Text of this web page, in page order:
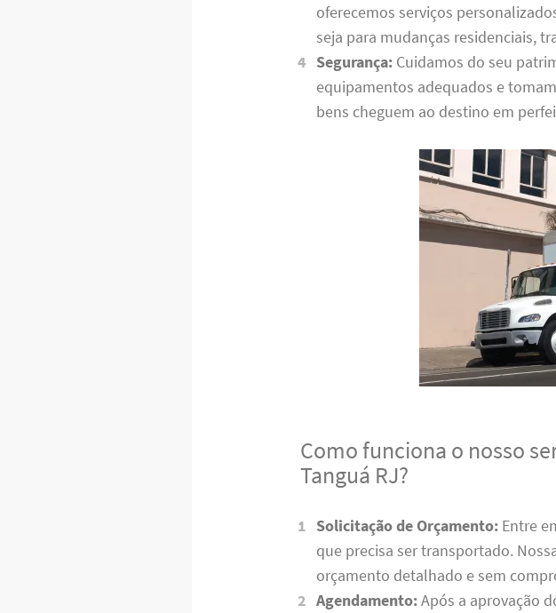
oferecemos serviços
seja para mudanças residenciais,
Segurança:Cuidamos do seu
equipamentos adequados e
bens cheguem ao destino em
Como funciona o nosso
Tanguá RJ?
Solicitação de Orçamento:Entre
que precisa ser transportado.
orçamento detalhado e sem
Agendamento:Após a aprovação